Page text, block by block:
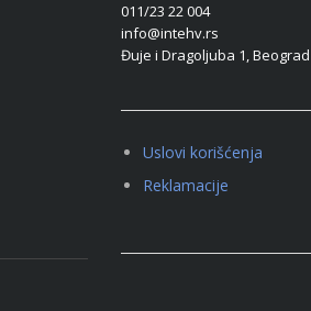
011/23 22 004
info@intehv.rs
Đuje i Dragoljuba 1, Beograd
Uslovi korišćenja
Reklamacije